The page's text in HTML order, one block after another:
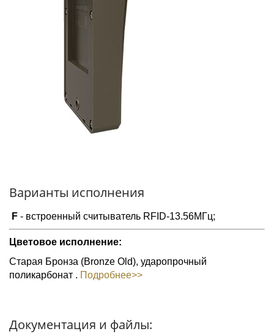
Варианты исполнения
F - встроенный считыватель RFID-13.56МГц;
Цветовое исполнение:
Старая Бронза (Bronze Old), ударопрочный
поликарбонат . Подробнее>>
Документация и файлы: